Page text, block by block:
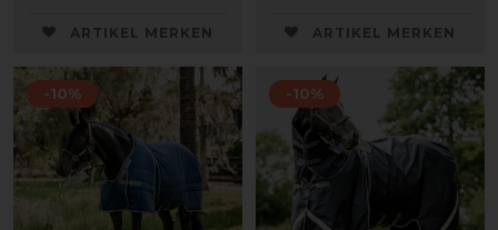
ARTIKEL MERKEN ARTIKEL MERKEN
-10% -10%